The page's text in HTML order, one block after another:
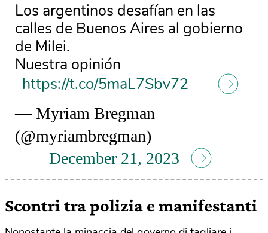
Los argentinos desafían en las
calles de Buenos Aires al gobierno
de Milei.
Nuestra opinión
https://t.co/5maL7Sbv72
— Myriam Bregman
(@myriambregman)
December 21, 2023
Scontri tra polizia e manifestanti